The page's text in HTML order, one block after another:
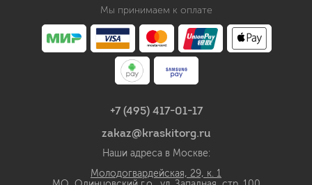
Мы принимаем к оплате
+7 (495) 417-01-17
zakaz@kraskitorg.ru
Наши адреса в Москве:
Молодогвардейская, 29, к. 1